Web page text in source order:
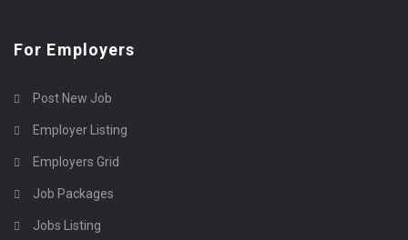
For Employers
Post New Job
Employer Listing
Employers Grid
Job Packages
Jobs Listing